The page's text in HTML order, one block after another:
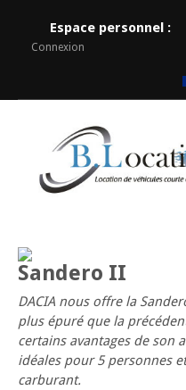
Espace personnel :
Connexion
Sandero II
DACIA nous offre la
plus épuré que la
certains avantages de son
idéales pour 5 personnes
carburant.